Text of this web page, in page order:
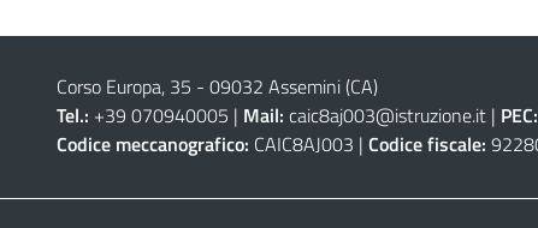
Corso Europa, 35 - 09032 Assemini (CA)
Tel.: +39 070940005 | Mail: caic8aj003@istruzione.it| PEC:
Codice meccanografico: CAIC8AJ003 | Codice fiscale: